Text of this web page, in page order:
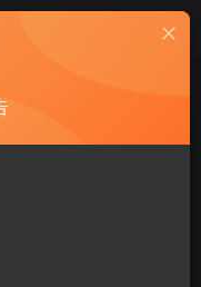
Rhino